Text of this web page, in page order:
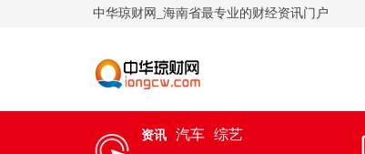
中华琼财网_海南省最专业的财经资讯门户
资讯 汽车 综艺